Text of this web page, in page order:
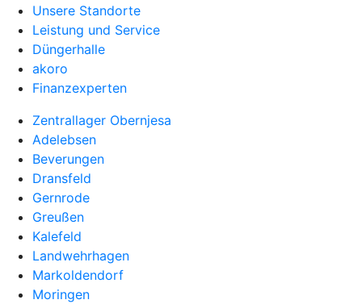
Unsere Standorte
Leistung und Service
Düngerhalle
akoro
Finanzexperten
Zentrallager Obernjesa
Adelebsen
Beverungen
Dransfeld
Gernrode
Greußen
Kalefeld
Landwehrhagen
Markoldendorf
Moringen